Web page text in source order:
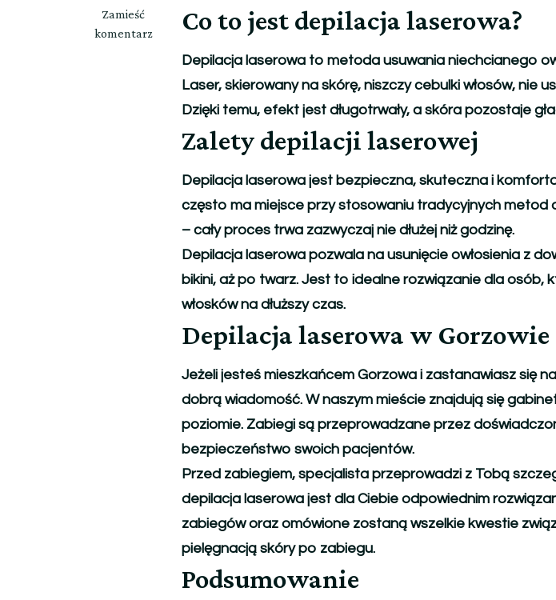
Zamieść
komentarz
we
wpisie
Co to jest depilacja laserowa?
Depilacja laserowa to metoda usuwania niechcianego
Laser, skierowany na skórę, niszczy cebulki włosów, nie
Dzięki temu, efekt jest długotrwały, a skóra pozostaje
Zalety depilacji laserowej
Depilacja laserowa jest bezpieczna, skuteczna i
często ma miejsce przy stosowaniu tradycyjnych metod
– cały proces trwa zazwyczaj nie dłużej niż godzinę.
Depilacja laserowa pozwala na usunięcie owłosienia z
bikini, aż po twarz. Jest to idealne rozwiązanie dla osób,
włosków na dłuższy czas.
Depilacja laserowa w Gorzowie
Jeżeli jesteś mieszkańcem Gorzowa i zastanawiasz się
dobrą wiadomość. W naszym mieście znajdują się
poziomie. Zabiegi są przeprowadzane przez
bezpieczeństwo swoich pacjentów.
Przed zabiegiem, specjalista przeprowadzi z Tobą
depilacja laserowa jest dla Ciebie odpowiednim
zabiegów oraz omówione zostaną wszelkie kwestie
pielęgnacją skóry po zabiegu.
Podsumowanie